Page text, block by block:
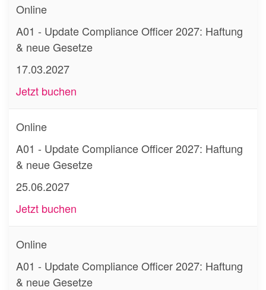
Online
A01 - Update Compliance Officer 2027: Haftung
& neue Gesetze
17.03.2027
Jetzt buchen
Online
A01 - Update Compliance Officer 2027: Haftung
& neue Gesetze
25.06.2027
Jetzt buchen
Online
A01 - Update Compliance Officer 2027: Haftung
& neue Gesetze